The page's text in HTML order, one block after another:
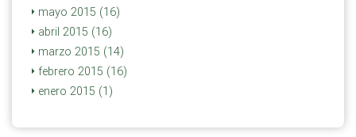
mayo 2015 (16)
abril 2015 (16)
marzo 2015 (14)
febrero 2015 (16)
enero 2015 (1)